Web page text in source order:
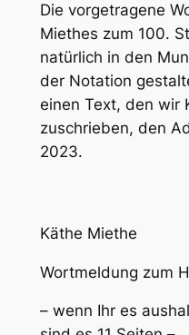
Die vorgetragene
Miethes zum 100.
natürlich in den
der Notation
einen Text, den wir
zuschrieben, den
2023.
Käthe Miethe
Wortmeldung zum
– wenn Ihr es